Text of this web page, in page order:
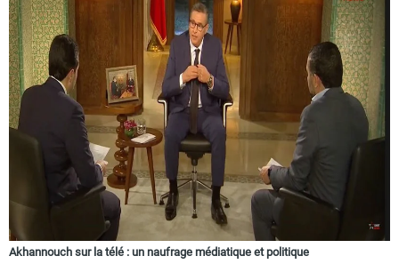
Akhannouch sur la télé : un naufrage médiatique et politique